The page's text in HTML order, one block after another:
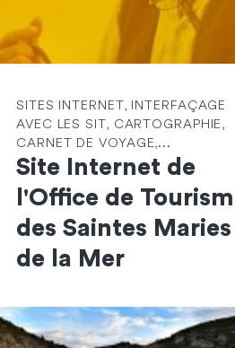
SITES INTERNET, INTERFAÇAGE
AVEC LES SIT, CARTOGRAPHIE,
CARNET DE VOYAGE,...
Site Internet de
l'Office de
des Saintes Maries
de la Mer